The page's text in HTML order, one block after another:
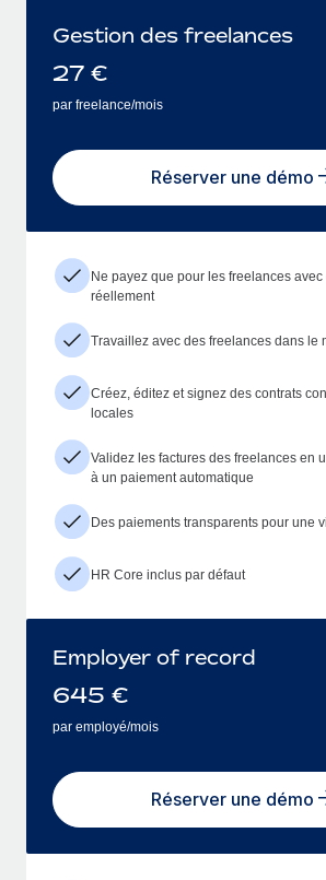
Gestion des freelances
27 €
par freelance/mois
Réserver une démo
Ne payez que pour les freelances
réellement
Travaillez avec des freelances dans le
Créez, éditez et signez des contrats
locales
Validez les factures des freelances en
à un paiement automatique
Des paiements transparents pour une
HR Core inclus par défaut
Employer of record
645 €
par employé/mois
Réserver une démo